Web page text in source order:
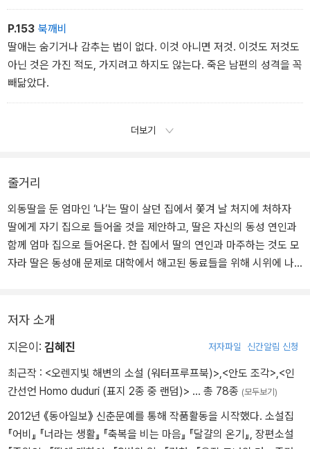
나씩 둘씩 만들어지는 거겠지. 한두 사람으로는 절대 바꿀 수 없는 크
고 단단하고 거대하고 무시무시한 뭔가가 만들어지는 거겠지.
P.153 북깨비
딸애는 숨기거나 감추는 법이 없다. 이것 아니면 저것. 이것도 저것도
아닌 것은 가진 적도, 가지려고 하지도 않는다. 죽은 남편의 성격을 꼭
빼닮았다.
더보기
줄거리
외동딸을 둔 엄마인 ‘나’는 딸이 살던 집에서 쫓겨 날 처지에 처하자
딸에게 자기 집으로 들어올 것을 제안하고, 딸은 자신의 동성 연인과
함께 엄마 집으로 들어온다. 한 집에서 딸의 연인과 마주하는 것도 모
자라 딸은 동성애 문제로 대학에서 해고된 동료들을 위해 시위에 나
을 사는 것을 받아들일 수 없다. 분노와 미움은 딸의 연인을 향한다.
‘나’는 담당 환자인 젠에게서 자신의 미래를 보는 것만 같아 병원의 요
구에도 불구하고 성심껏 젠을 돌본다. 하지만 요양소는 가족도 없고
의식도 불분명한 젠을 저렴한 병원으로 옮겨 이익을 남길 생각뿐이
져만 가는데......
저자 소개
지은이: 김혜진 저자파일 신간알림 신청
최근작 : <오렌지빛 해변의 소설 (워터프루프북)>,<안도 조각>,<인
간선언 Homo duduri (표지 2종 중 랜덤)> … 총 78종 (모두보기)
2012년 《동아일보》 신춘문예를 통해 작품활동을 시작했다. 소설집
『어비』 『너라는 생활』 『축복을 비는 마음』 『달걀의 온기』, 장편소설